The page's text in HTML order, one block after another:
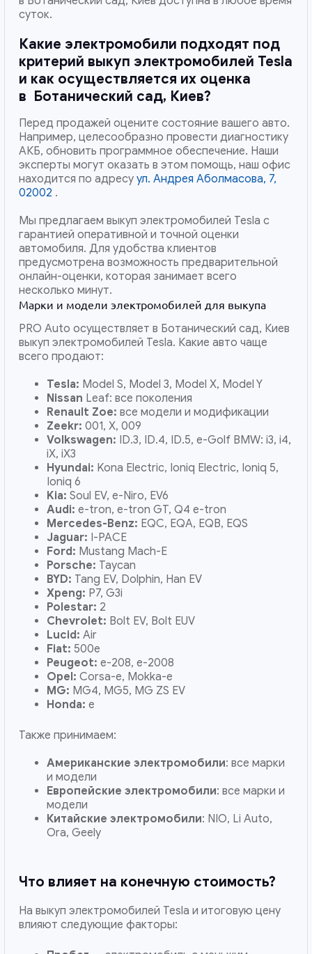
суток.
Какие электромобили подходят под
критерий выкуп электромобилей Tesla
и как осуществляется их оценка
в Ботанический сад, Киев?
Перед продажей оцените состояние вашего авто.
Например, целесообразно провести диагностику
АКБ, обновить программное обеспечение. Наши
эксперты могут оказать в этом помощь, наш офис
находится по адресу ул. Андрея Аболмасова, 7,
02002 .
Мы предлагаем выкуп электромобилей Tesla с
гарантией оперативной и точной оценки
автомобиля. Для удобства клиентов
предусмотрена возможность предварительной
онлайн-оценки, которая занимает всего
несколько минут.
Марки и модели электромобилей для выкупа
PRO Auto осуществляет в Ботанический сад, Киев
выкуп электромобилей Tesla. Какие авто чаще
всего продают:
Tesla: Model S, Model 3, Model X, Model Y
Nissan Leaf: все поколения
Renault Zoe:все модели и модификации
Zeekr:001, X, 009
Volkswagen: ID.3, ID.4, ID.5, e-Golf BMW: i3, i4,
iX, iX3
Hyundai: Kona Electric, Ioniq Electric, Ioniq 5,
Ioniq 6
Kia: Soul EV, e-Niro, EV6
Audi:e-tron, e-tron GT, Q4 e-tron
Mercedes-Benz: EQC, EQA, EQB, EQS
Jaguar: I-PACE
Ford: Mustang Mach-E
Porsche: Taycan
BYD: Tang EV, Dolphin, Han EV
Xpeng: P7, G3i
Polestar: 2
Chevrolet: Bolt EV, Bolt EUV
Lucid:Air
Fiat: 500e
Peugeot:e-208, e-2008
Opel:Corsa-e, Mokka-e
MG: MG4, MG5, MG ZS EV
Honda:e
Также принимаем:
Американские электромобили: все марки
и модели
Европейские электромобили: все марки и
модели
Китайские электромобили: NIO, Li Auto,
Ora, Geely
Что влияет на конечную стоимость?
На выкуп электромобилей Tesla и итоговую цену
влияют следующие факторы: